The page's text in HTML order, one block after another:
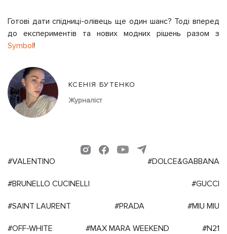
Готові дати спідниці-олівець ще один шанс? Тоді вперед
до експериментів та нових модних рішень разом з
Symbol!
КСЕНІЯ БУТЕНКО
Журналіст
#VALENTINO #DOLCE&GABBANA
#BRUNELLO CUCINELLI #GUCCI
#SAINT LAURENT #PRADA #MIU MIU
#OFF-WHITE #MAX MARA WEEKEND #N21